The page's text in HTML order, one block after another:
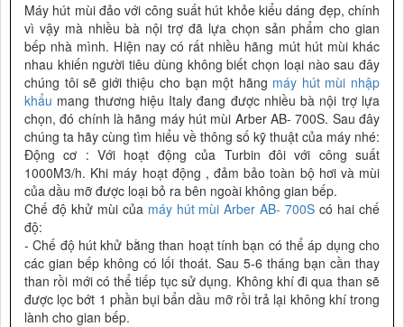
Máy hút mùi đảo với công suất hút khỏe kiểu dáng đẹp, chính
vì vậy mà nhiều bà nội trợ đã lựa chọn sản phẩm cho gian
bếp nhà mình. Hiện nay có rất nhiều hãng mút hút mùi khác
nhau khiến người tiêu dùng không biết chọn loại nào sau đây
chúng tôi sẽ giới thiệu cho bạn một hãng máy hút mùi nhập
khẩu mang thương hiệu Italy đang được nhiều bà nội trợ lựa
chọn, đó chính là hãng máy hút mùi Arber AB- 700S. Sau đây
chúng ta hãy cùng tìm hiểu về thông số kỹ thuật của máy nhé:
Động cơ : Với hoạt động của Turbin đôi với công suất
1000M3/h. Khi máy hoạt động , đảm bảo toàn bộ hơi và mùi
của dầu mỡ được loại bỏ ra bên ngoài không gian bếp.
Chế độ khử mùi của máy hút mùi Arber AB- 700S có hai chế
độ:
- Chế độ hút khử bằng than hoạt tính bạn có thể áp dụng cho
các gian bếp không có lối thoát. Sau 5-6 tháng bạn cần thay
than rồi mới có thể tiếp tục sử dụng. Không khí đi qua than sẽ
được lọc bớt 1 phần bụi bẩn dầu mỡ rồi trả lại không khí trong
lành cho gian bếp.